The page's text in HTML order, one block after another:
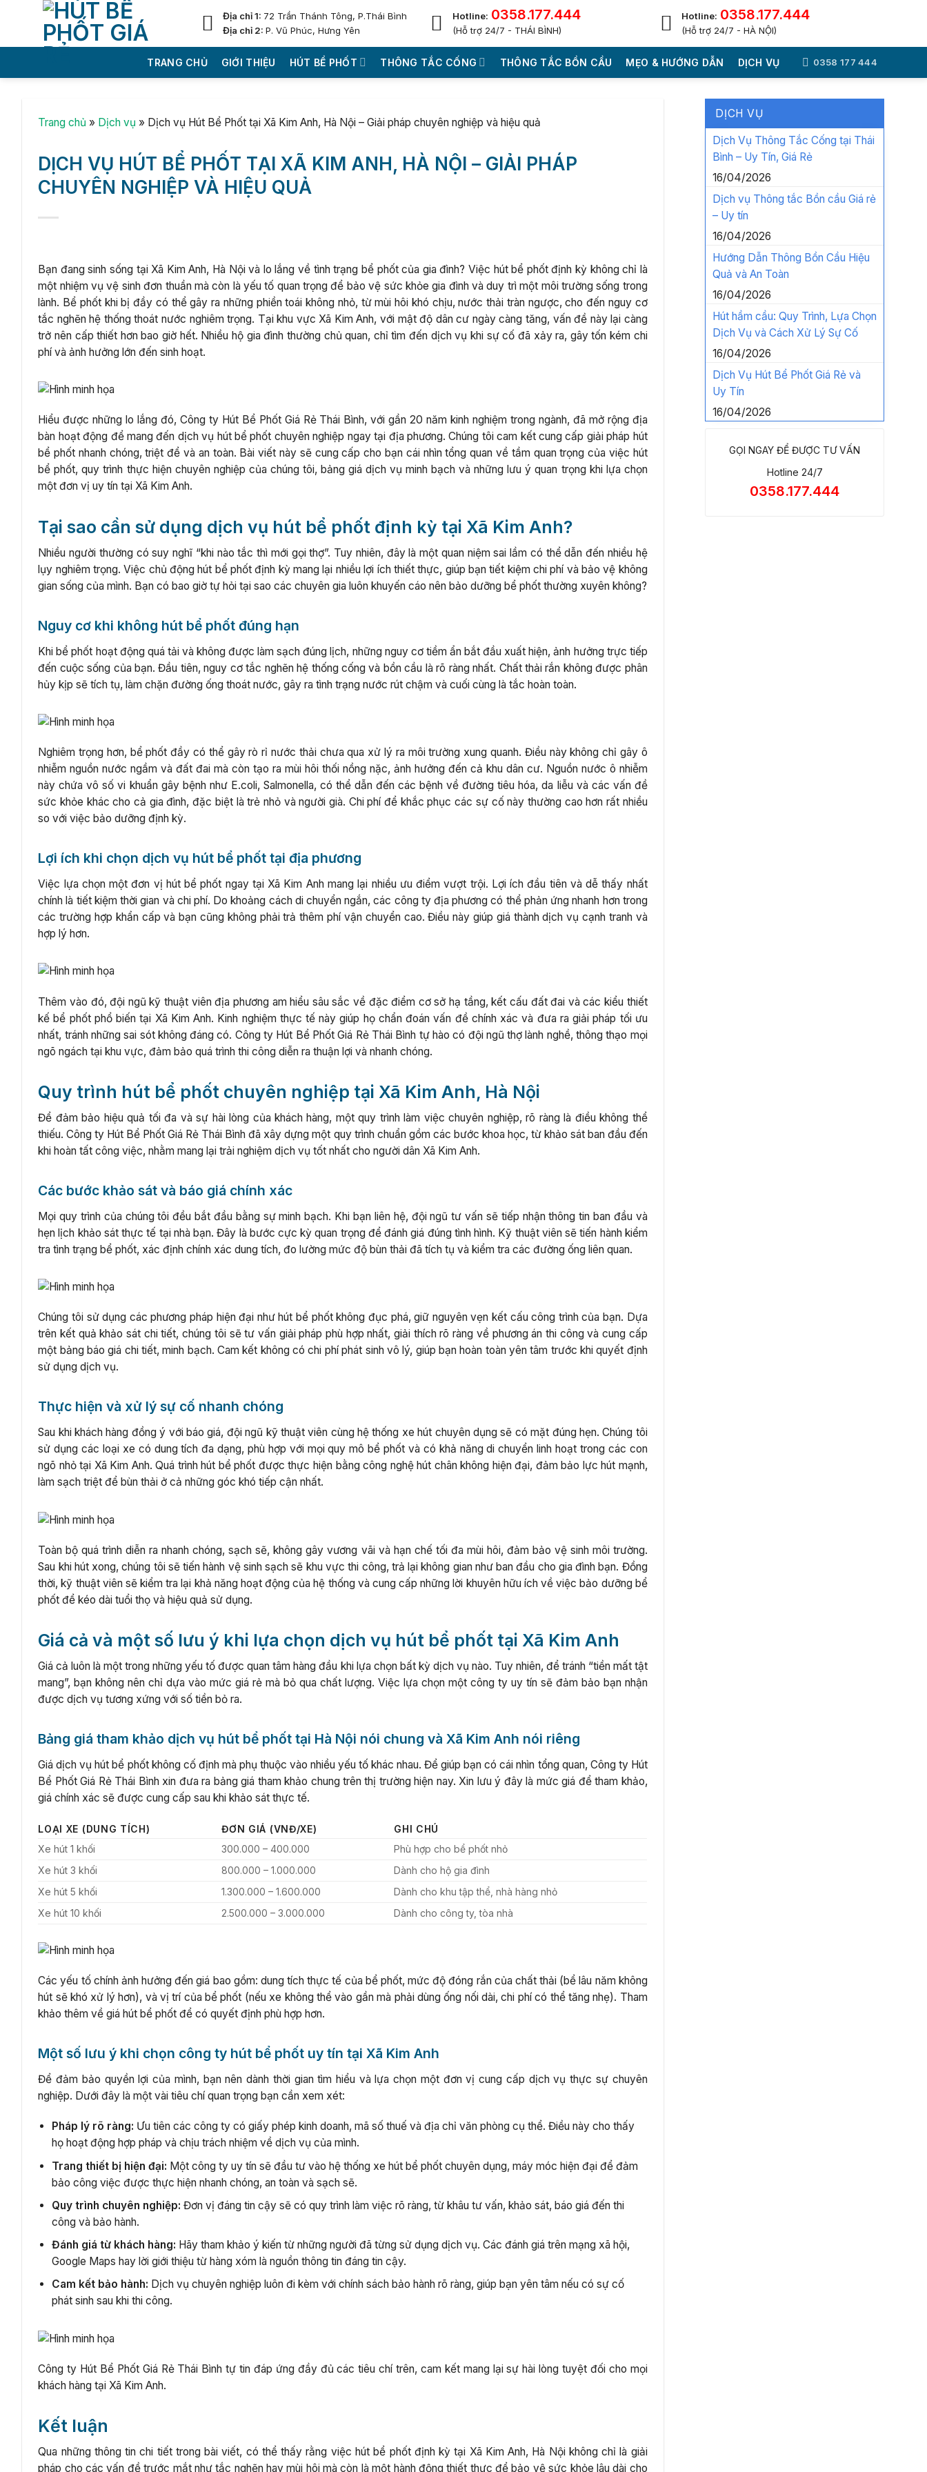
Địa chỉ 1: 72 Trần Thánh Tông, P.Thái Bình
Địa chỉ 2:P. Vũ Phúc, Hưng Yên
Hotline: 0358.177.444
(Hỗ trợ 24/7 - THÁI BÌNH)
Hotline: 0358.177.444
(Hỗ trợ 24/7 - HÀ NỘI)
TRANG CHỦ GIỚI THIỆU HÚT BỂ PHỐT THÔNG TẮC CỐNG THÔNG TẮC BỒN CẦU MẸO & HƯỚNG DẪN DỊCH VỤ 0358 177 444
Trang chủ » Dịch vụ » Dịch vụ Hút Bể Phốt tại Xã Kim Anh, Hà Nội – Giải pháp chuyên nghiệp và hiệu quả
DỊCH VỤ HÚT BỂ PHỐT TẠI XÃ KIM ANH, HÀ NỘI – GIẢI PHÁP
CHUYÊN NGHIỆP VÀ HIỆU QUẢ
Bạn đang sinh sống tại Xã Kim Anh, Hà Nội và lo lắng về tình trạng bể phốt của gia đình? Việc hút bể phốt định kỳ không chỉ là
một nhiệm vụ vệ sinh đơn thuần mà còn là yếu tố quan trọng để bảo vệ sức khỏe gia đình và duy trì một môi trường sống trong
lành. Bể phốt khi bị đầy có thể gây ra những phiền toái không nhỏ, từ mùi hôi khó chịu, nước thải tràn ngược, cho đến nguy cơ
tắc nghẽn hệ thống thoát nước nghiêm trọng. Tại khu vực Xã Kim Anh, với mật độ dân cư ngày càng tăng, vấn đề này lại càng
trở nên cấp thiết hơn bao giờ hết. Nhiều hộ gia đình thường chủ quan, chỉ tìm đến dịch vụ khi sự cố đã xảy ra, gây tốn kém chi
phí và ảnh hưởng lớn đến sinh hoạt.
Hiểu được những lo lắng đó, Công ty Hút Bể Phốt Giá Rẻ Thái Bình, với gần 20 năm kinh nghiệm trong ngành, đã mở rộng địa
bàn hoạt động để mang đến dịch vụ hút bể phốt chuyên nghiệp ngay tại địa phương. Chúng tôi cam kết cung cấp giải pháp hút
bể phốt nhanh chóng, triệt để và an toàn. Bài viết này sẽ cung cấp cho bạn cái nhìn tổng quan về tầm quan trọng của việc hút
bể phốt, quy trình thực hiện chuyên nghiệp của chúng tôi, bảng giá dịch vụ minh bạch và những lưu ý quan trọng khi lựa chọn
một đơn vị uy tín tại Xã Kim Anh.
Tại sao cần sử dụng dịch vụ hút bể phốt định kỳ tại Xã Kim Anh?
Nhiều người thường có suy nghĩ “khi nào tắc thì mới gọi thợ”. Tuy nhiên, đây là một quan niệm sai lầm có thể dẫn đến nhiều hệ
lụy nghiêm trọng. Việc chủ động hút bể phốt định kỳ mang lại nhiều lợi ích thiết thực, giúp bạn tiết kiệm chi phí và bảo vệ không
gian sống của mình. Bạn có bao giờ tự hỏi tại sao các chuyên gia luôn khuyến cáo nên bảo dưỡng bể phốt thường xuyên không?
Nguy cơ khi không hút bể phốt đúng hạn
Khi bể phốt hoạt động quá tải và không được làm sạch đúng lịch, những nguy cơ tiềm ẩn bắt đầu xuất hiện, ảnh hưởng trực tiếp
đến cuộc sống của bạn. Đầu tiên, nguy cơ tắc nghẽn hệ thống cống và bồn cầu là rõ ràng nhất. Chất thải rắn không được phân
hủy kịp sẽ tích tụ, làm chặn đường ống thoát nước, gây ra tình trạng nước rút chậm và cuối cùng là tắc hoàn toàn.
Nghiêm trọng hơn, bể phốt đầy có thể gây rò rỉ nước thải chưa qua xử lý ra môi trường xung quanh. Điều này không chỉ gây ô
nhiễm nguồn nước ngầm và đất đai mà còn tạo ra mùi hôi thối nồng nặc, ảnh hưởng đến cả khu dân cư. Nguồn nước ô nhiễm
này chứa vô số vi khuẩn gây bệnh như E.coli, Salmonella, có thể dẫn đến các bệnh về đường tiêu hóa, da liễu và các vấn đề
sức khỏe khác cho cả gia đình, đặc biệt là trẻ nhỏ và người già. Chi phí để khắc phục các sự cố này thường cao hơn rất nhiều
so với việc bảo dưỡng định kỳ.
Lợi ích khi chọn dịch vụ hút bể phốt tại địa phương
Việc lựa chọn một đơn vị hút bể phốt ngay tại Xã Kim Anh mang lại nhiều ưu điểm vượt trội. Lợi ích đầu tiên và dễ thấy nhất
chính là tiết kiệm thời gian và chi phí. Do khoảng cách di chuyển ngắn, các công ty địa phương có thể phản ứng nhanh hơn trong
các trường hợp khẩn cấp và bạn cũng không phải trả thêm phí vận chuyển cao. Điều này giúp giá thành dịch vụ cạnh tranh và
hợp lý hơn.
Thêm vào đó, đội ngũ kỹ thuật viên địa phương am hiểu sâu sắc về đặc điểm cơ sở hạ tầng, kết cấu đất đai và các kiểu thiết
kế bể phốt phổ biến tại Xã Kim Anh. Kinh nghiệm thực tế này giúp họ chẩn đoán vấn đề chính xác và đưa ra giải pháp tối ưu
nhất, tránh những sai sót không đáng có. Công ty Hút Bể Phốt Giá Rẻ Thái Bình tự hào có đội ngũ thợ lành nghề, thông thạo mọi
ngõ ngách tại khu vực, đảm bảo quá trình thi công diễn ra thuận lợi và nhanh chóng.
Quy trình hút bể phốt chuyên nghiệp tại Xã Kim Anh, Hà Nội
Để đảm bảo hiệu quả tối đa và sự hài lòng của khách hàng, một quy trình làm việc chuyên nghiệp, rõ ràng là điều không thể
thiếu. Công ty Hút Bể Phốt Giá Rẻ Thái Bình đã xây dựng một quy trình chuẩn gồm các bước khoa học, từ khảo sát ban đầu đến
khi hoàn tất công việc, nhằm mang lại trải nghiệm dịch vụ tốt nhất cho người dân Xã Kim Anh.
Các bước khảo sát và báo giá chính xác
Mọi quy trình của chúng tôi đều bắt đầu bằng sự minh bạch. Khi bạn liên hệ, đội ngũ tư vấn sẽ tiếp nhận thông tin ban đầu và
hẹn lịch khảo sát thực tế tại nhà bạn. Đây là bước cực kỳ quan trọng để đánh giá đúng tình hình. Kỹ thuật viên sẽ tiến hành kiểm
tra tình trạng bể phốt, xác định chính xác dung tích, đo lường mức độ bùn thải đã tích tụ và kiểm tra các đường ống liên quan.
Chúng tôi sử dụng các phương pháp hiện đại như hút bể phốt không đục phá, giữ nguyên vẹn kết cấu công trình của bạn. Dựa
trên kết quả khảo sát chi tiết, chúng tôi sẽ tư vấn giải pháp phù hợp nhất, giải thích rõ ràng về phương án thi công và cung cấp
một bảng báo giá chi tiết, minh bạch. Cam kết không có chi phí phát sinh vô lý, giúp bạn hoàn toàn yên tâm trước khi quyết định
sử dụng dịch vụ.
Thực hiện và xử lý sự cố nhanh chóng
Sau khi khách hàng đồng ý với báo giá, đội ngũ kỹ thuật viên cùng hệ thống xe hút chuyên dụng sẽ có mặt đúng hẹn. Chúng tôi
sử dụng các loại xe có dung tích đa dạng, phù hợp với mọi quy mô bể phốt và có khả năng di chuyển linh hoạt trong các con
ngõ nhỏ tại Xã Kim Anh. Quá trình hút bể phốt được thực hiện bằng công nghệ hút chân không hiện đại, đảm bảo lực hút mạnh,
làm sạch triệt để bùn thải ở cả những góc khó tiếp cận nhất.
Toàn bộ quá trình diễn ra nhanh chóng, sạch sẽ, không gây vương vãi và hạn chế tối đa mùi hôi, đảm bảo vệ sinh môi trường.
Sau khi hút xong, chúng tôi sẽ tiến hành vệ sinh sạch sẽ khu vực thi công, trả lại không gian như ban đầu cho gia đình bạn. Đồng
thời, kỹ thuật viên sẽ kiểm tra lại khả năng hoạt động của hệ thống và cung cấp những lời khuyên hữu ích về việc bảo dưỡng bể
phốt để kéo dài tuổi thọ và hiệu quả sử dụng.
Giá cả và một số lưu ý khi lựa chọn dịch vụ hút bể phốt tại Xã Kim Anh
Giá cả luôn là một trong những yếu tố được quan tâm hàng đầu khi lựa chọn bất kỳ dịch vụ nào. Tuy nhiên, để tránh “tiền mất tật
mang”, bạn không nên chỉ dựa vào mức giá rẻ mà bỏ qua chất lượng. Việc lựa chọn một công ty uy tín sẽ đảm bảo bạn nhận
được dịch vụ tương xứng với số tiền bỏ ra.
Bảng giá tham khảo dịch vụ hút bể phốt tại Hà Nội nói chung và Xã Kim Anh nói riêng
Giá dịch vụ hút bể phốt không cố định mà phụ thuộc vào nhiều yếu tố khác nhau. Để giúp bạn có cái nhìn tổng quan, Công ty Hút
Bể Phốt Giá Rẻ Thái Bình xin đưa ra bảng giá tham khảo chung trên thị trường hiện nay. Xin lưu ý đây là mức giá để tham khảo,
giá chính xác sẽ được cung cấp sau khi khảo sát thực tế.
LOẠI XE (DUNG TÍCH) ĐƠN GIÁ (VNĐ/XE)
GHI CHÚ
Xe hút 1 khối
300.000 – 400.000
Phù hợp cho bể phốt nhỏ
Xe hút 3 khối
800.000 – 1.000.000
Dành cho hộ gia đình
Xe hút 5 khối
1.300.000 – 1.600.000
Dành cho khu tập thể, nhà hàng nhỏ
Xe hút 10 khối
2.500.000 – 3.000.000 Dành cho công ty, tòa nhà
Các yếu tố chính ảnh hưởng đến giá bao gồm: dung tích thực tế của bể phốt, mức độ đóng rắn của chất thải (bể lâu năm không
hút sẽ khó xử lý hơn), và vị trí của bể phốt (nếu xe không thể vào gần mà phải dùng ống nối dài, chi phí có thể tăng nhẹ). Tham
khảo thêm về giá hút bể phốt để có quyết định phù hợp hơn.
Một số lưu ý khi chọn công ty hút bể phốt uy tín tại Xã Kim Anh
Để đảm bảo quyền lợi của mình, bạn nên dành thời gian tìm hiểu và lựa chọn một đơn vị cung cấp dịch vụ thực sự chuyên
nghiệp. Dưới đây là một vài tiêu chí quan trọng bạn cần xem xét:
Pháp lý rõ ràng: Ưu tiên các công ty có giấy phép kinh doanh, mã số thuế và địa chỉ văn phòng cụ thể. Điều này cho thấy
họ hoạt động hợp pháp và chịu trách nhiệm về dịch vụ của mình.
Trang thiết bị hiện đại: Một công ty uy tín sẽ đầu tư vào hệ thống xe hút bể phốt chuyên dụng, máy móc hiện đại để đảm
bảo công việc được thực hiện nhanh chóng, an toàn và sạch sẽ.
Quy trình chuyên nghiệp: Đơn vị đáng tin cậy sẽ có quy trình làm việc rõ ràng, từ khâu tư vấn, khảo sát, báo giá đến thi
công và bảo hành.
Đánh giá từ khách hàng: Hãy tham khảo ý kiến từ những người đã từng sử dụng dịch vụ. Các đánh giá trên mạng xã hội,
Google Maps hay lời giới thiệu từ hàng xóm là nguồn thông tin đáng tin cậy.
Cam kết bảo hành: Dịch vụ chuyên nghiệp luôn đi kèm với chính sách bảo hành rõ ràng, giúp bạn yên tâm nếu có sự cố
phát sinh sau khi thi công.
Công ty Hút Bể Phốt Giá Rẻ Thái Bình tự tin đáp ứng đầy đủ các tiêu chí trên, cam kết mang lại sự hài lòng tuyệt đối cho mọi
khách hàng tại Xã Kim Anh.
Kết luận
Qua những thông tin chi tiết trong bài viết, có thể thấy rằng việc hút bể phốt định kỳ tại Xã Kim Anh, Hà Nội không chỉ là giải
pháp cho các vấn đề trước mắt như tắc nghẽn hay mùi hôi mà còn là một hành động thiết thực để bảo vệ sức khỏe lâu dài cho
DỊCH VỤ
Dịch Vụ Thông Tắc Cống tại Thái
Bình – Uy Tín, Giá Rẻ
16/04/2026
Dịch vụ Thông tắc Bồn cầu Giá rẻ
– Uy tín
16/04/2026
Hướng Dẫn Thông Bồn Cầu Hiệu
Quả và An Toàn
16/04/2026
Hút hầm cầu: Quy Trình, Lựa Chọn
Dịch Vụ và Cách Xử Lý Sự Cố
16/04/2026
Dịch Vụ Hút Bể Phốt Giá Rẻ và
Uy Tín
16/04/2026
GỌI NGAY ĐỂ ĐƯỢC TƯ VẤN
Hotline 24/7
0358.177.444